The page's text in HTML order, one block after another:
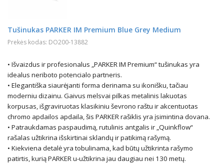
Tušinukas PARKER IM Premium Blue Grey Medium
Prekės kodas: DO200-13882
• Išvaizdus ir profesionalus „PARKER IM Premium“ tušinukas yra
idealus neriboto potencialo partneris.
• Elegantiška siaurėjanti forma derinama su ikonišku, tačiau
moderniu dizainu. Gaivus melsvai pilkas metalinis lakuotas
korpusas, išgraviruotas klasikiniu ševrono raštu ir akcentuotas
chromo apdailos apdaila, šis PARKER rašiklis yra įsimintina dovana.
• Patraukdamas paspaudimą, rutulinis antgalis ir „Quinkflow“
rašalas užtikrina išskirtinai sklandų ir patikimą rašymą.
• Kiekviena detalė yra tobulinama, kad būtų užtikrinta rašymo
patirtis, kurią PARKER u-užtikrina jau daugiau nei 130 metų.